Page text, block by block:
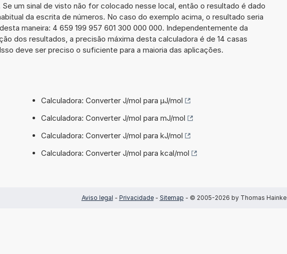
Se um sinal de visto não for colocado nesse local, então o resultado é dado
da escrita de números. No caso do exemplo acima, o resultado seria
maneira: 4 659 199 957 601 300 000 000. Independentemente da
dos resultados, a precisão máxima desta calculadora é de 14 casas
deve ser preciso o suficiente para a maioria das aplicações.
Calculadora: Converter J/mol para µJ/mol
Calculadora: Converter J/mol para mJ/mol
Calculadora: Converter J/mol para kJ/mol
Calculadora: Converter J/mol para kcal/mol
Aviso legal - Privacidade- Sitemap - © 2005-2026 by Thomas Hainke